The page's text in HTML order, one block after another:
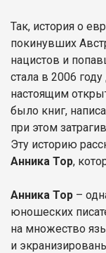
Так, история о
покинувших
нацистов и
стала в 2006
настоящим
было книг,
при этом
Эту историю
Анника Тор,
Анника Тор –
юношеских
на множество
и